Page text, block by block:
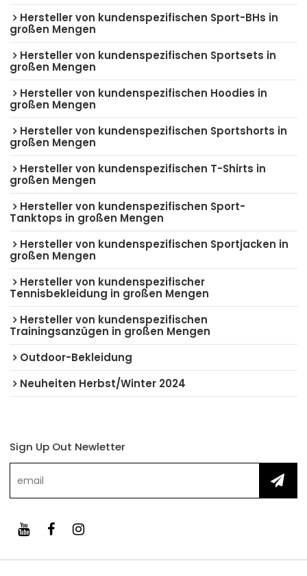
Hersteller von kundenspezifischen Sport-BHs in
großen Mengen
Hersteller von kundenspezifischen Sportsets in
großen Mengen
Hersteller von kundenspezifischen Hoodies in
großen Mengen
Hersteller von kundenspezifischen Sportshorts in
großen Mengen
Hersteller von kundenspezifischen T-Shirts in
großen Mengen
Hersteller von kundenspezifischen Sport-
Tanktops in großen Mengen
Hersteller von kundenspezifischen Sportjacken in
großen Mengen
Hersteller von kundenspezifischer
Tennisbekleidung in großen Mengen
Hersteller von kundenspezifischen
Trainingsanzügen in großen Mengen
Outdoor-Bekleidung
Neuheiten Herbst/Winter 2024
Sign Up Out Newletter